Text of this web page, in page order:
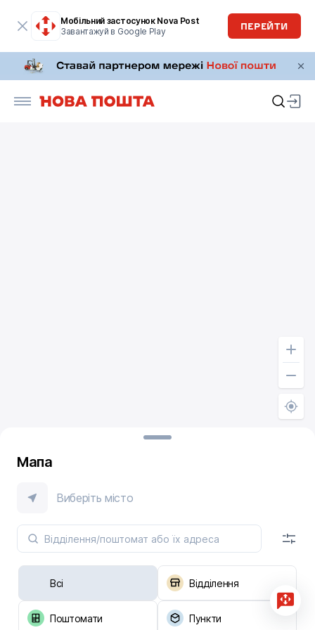
Мобільний застосунок Nova Post
Завантажуй в Google Play
ПЕРЕЙТИ
Мапа
Виберіть місто
Всі Відділення
Поштомати Пункти